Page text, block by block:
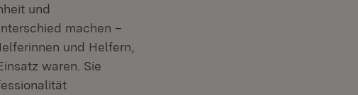
und
machen –
und Helfern,
waren. Sie